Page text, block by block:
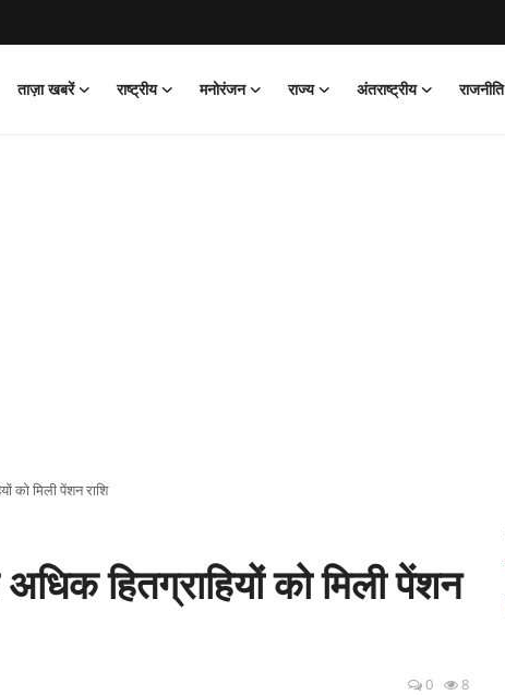
ताज़ा खबरें राष्ट्रीय मनोरंजन राज्य अंतराष्ट्रीय राजनीति
को मिली पेंशन राशि
हितग्राहियों को मिली पेंशन
0 8